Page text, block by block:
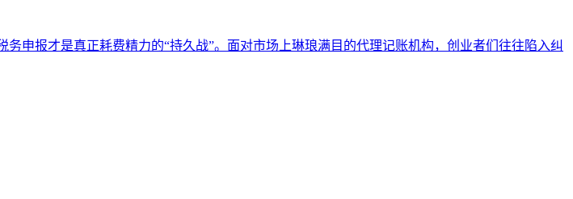
申报才是真正耗费精力的“持久战”。面对市场上琳琅满目的代理记账机构，创业者们往往陷入纠